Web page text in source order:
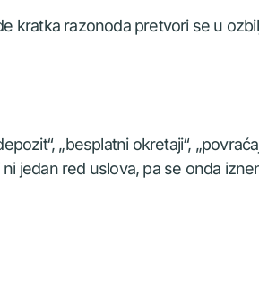
kratka razonoda pretvori se u
„besplatni okretaji“,
jedan red uslova, pa se onda